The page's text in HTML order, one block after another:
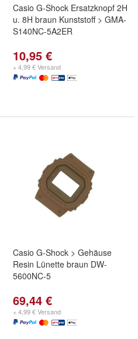
Casio G-Shock Ersatzknopf 2H
u. 8H braun Kunststoff > GMA-
S140NC-5A2ER
10,95 €
+ 4,99 € Versand
Casio G-Shock > Gehäuse
Resin Lünette braun DW-
5600NC-5
69,44 €
+ 4,99 € Versand